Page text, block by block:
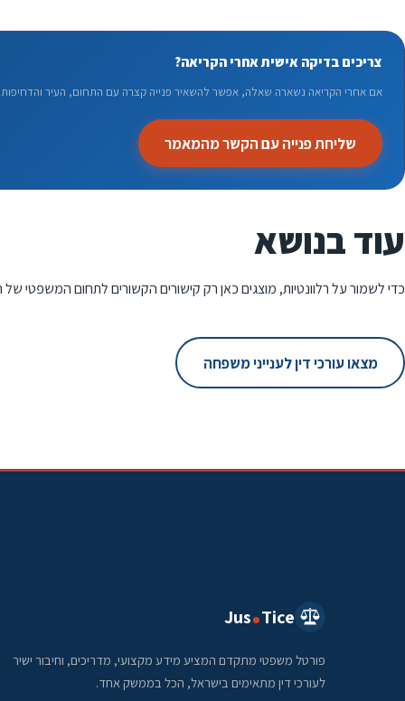
צריכים בדיקה אישית אחרי הקריאה?
אם אחרי הקריאה נשארה שאלה, אפשר להשאיר פנייה קצרה עם התחום, העיר
שליחת פנייה עם הקשר מהמאמר
עוד בנושא
כדי לשמור על רלוונטיות, מוצגים כאן רק קישורים הקשורים לתחום המשפטי של
מצאו עורכי דין לענייני משפחה
Jus Tice
פורטל משפטי מתקדם המציע מידע מקצועי, מדריכים, וחיבור ישיר
לעורכי דין מתאימים בישראל, הכל בממשק אחד.